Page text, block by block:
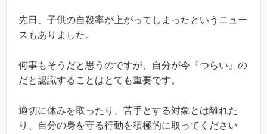
先日、子供の自殺率が上がってしまったというニュー
スもありました。
何事もそうだと思うのですが、自分が今『つらい』の
だと認識することはとても重要です。
適切に休みを取ったり、苦手とする対象とは離れた
り、自分の身を守る行動を積極的に取ってください